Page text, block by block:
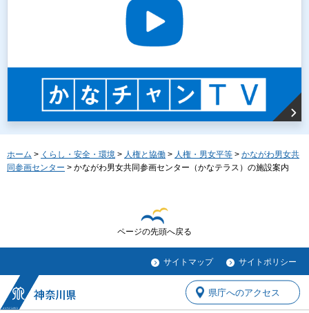
ホーム > くらし・安全・環境 > 人権と協働 > 人権・男女平等 > かながわ男女共
同参画センター > かながわ男女共同参画センター（かなテラス）の施設案内
ページの先頭へ戻る
サイトマップ サイトポリシー
県庁へのアクセス